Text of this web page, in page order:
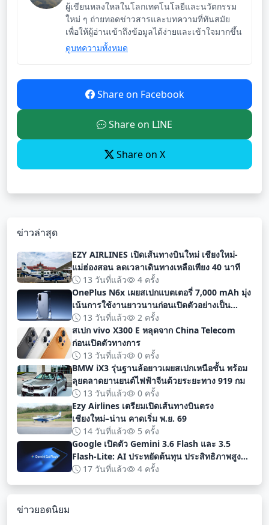
ผู้เขียนหลงใหลในโลกเทคโนโลยีและนวัตกรรม
ใหม่ ๆ ถ่ายทอดข่าวสารและบทความที่ทันสมัย
เพื่อให้ผู้อ่านเข้าถึงข้อมูลได้ง่ายและเข้าใจมากขึ้น
ดูบทความทั้งหมด
Share on Facebook
Share on LINE
Share on X
ข่าวล่าสุด
EZY AIRLINES เปิดเส้นทางบินใหม่ เชียงใหม่-
แม่ฮ่องสอน ลดเวลาเดินทางเหลือเพียง 40 นาที
13 วันที่แล้ว
4 ครั้ง
OnePlus N6x เผยสเปกแบตเตอรี่ 7,000 mAh มุ่ง
เน้นการใช้งานยาวนานก่อนเปิดตัวอย่างเป็น
ทางการ
13 วันที่แล้ว
2 ครั้ง
สเปก vivo X300 E หลุดจาก China Telecom
ก่อนเปิดตัวทางการ
13 วันที่แล้ว
0 ครั้ง
BMW iX3 รุ่นฐานล้อยาวเผยสเปกเหนือชั้น พร้อม
ลุยตลาดยานยนต์ไฟฟ้าจีนด้วยระยะทาง 919 กม
13 วันที่แล้ว
0 ครั้ง
Ezy Airlines เตรียมเปิดเส้นทางบินตรง
เชียงใหม่–น่าน คาดเริ่ม พ.ย. 69
14 วันที่แล้ว
5 ครั้ง
Google เปิดตัว Gemini 3.6 Flash และ 3.5
Flash-Lite: AI ประหยัดต้นทุน ประสิทธิภาพสูง
สำหรับนักพัฒนา
17 วันที่แล้ว 4 ครั้ง
ข่าวยอดนิยม